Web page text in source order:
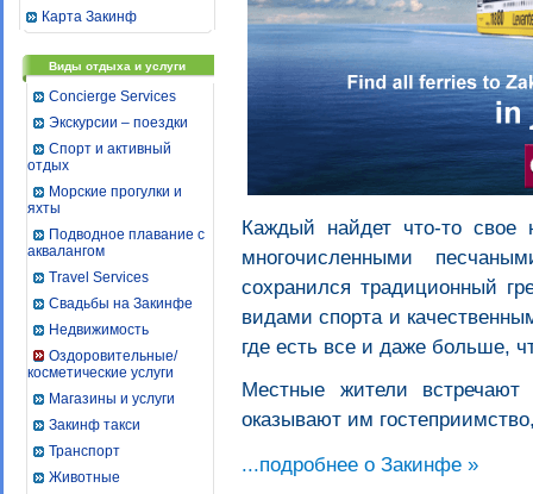
Карта Закинф
Виды отдыха и услуги
Concierge Services
Экскурсии – поездки
Спорт и активный
отдых
Морские прогулки и
яхты
Подводное плавание с
аквалангом
Travel Services
Свадьбы на Закинфе
Недвижимость
Оздоровительные/
косметические услуги
Магазины и услуги
Закинф такси
Транспорт
Животные
Каждый найдет что-то свое
многочисленными
сохранился традиционный
видами спорта и
где есть все и даже больше,
Местные жители
оказывают им
...подробнее о Закинфе »